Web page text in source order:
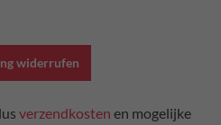
widerrufen
verzendkosten en mogelijke